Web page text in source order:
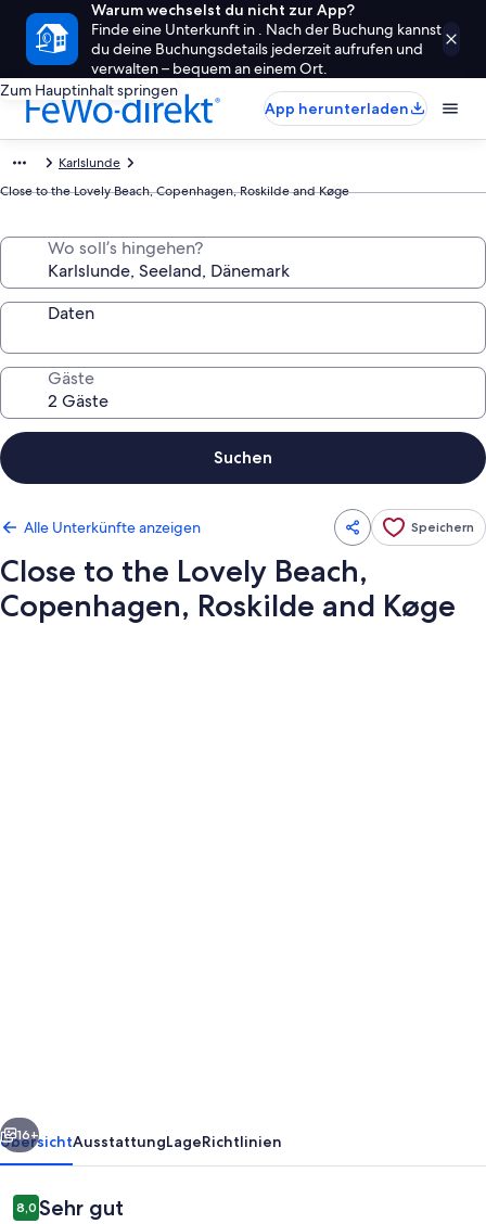
Warum wechselst du nicht zur App?
Finde eine Unterkunft in . Nach der Buchung kannst
du deine Buchungsdetails jederzeit aufrufen und
verwalten – bequem an einem Ort.
Zum Hauptinhalt springen
App herunterladen
Karlslunde
Close to the Lovely Beach, Copenhagen, Roskilde and Køge
Wo soll’s hingehen?
Daten
Gäste
Suchen
Alle Unterkünfte anzeigen Speichern
Close to the Lovely Beach,
Copenhagen, Roskilde and Køge
Roskilde
and
Køge
Weiter
16+
ÜbersichtAusstattungLageRichtlinien
Bewertungen
8,08,0 von 10.
Sehr gut